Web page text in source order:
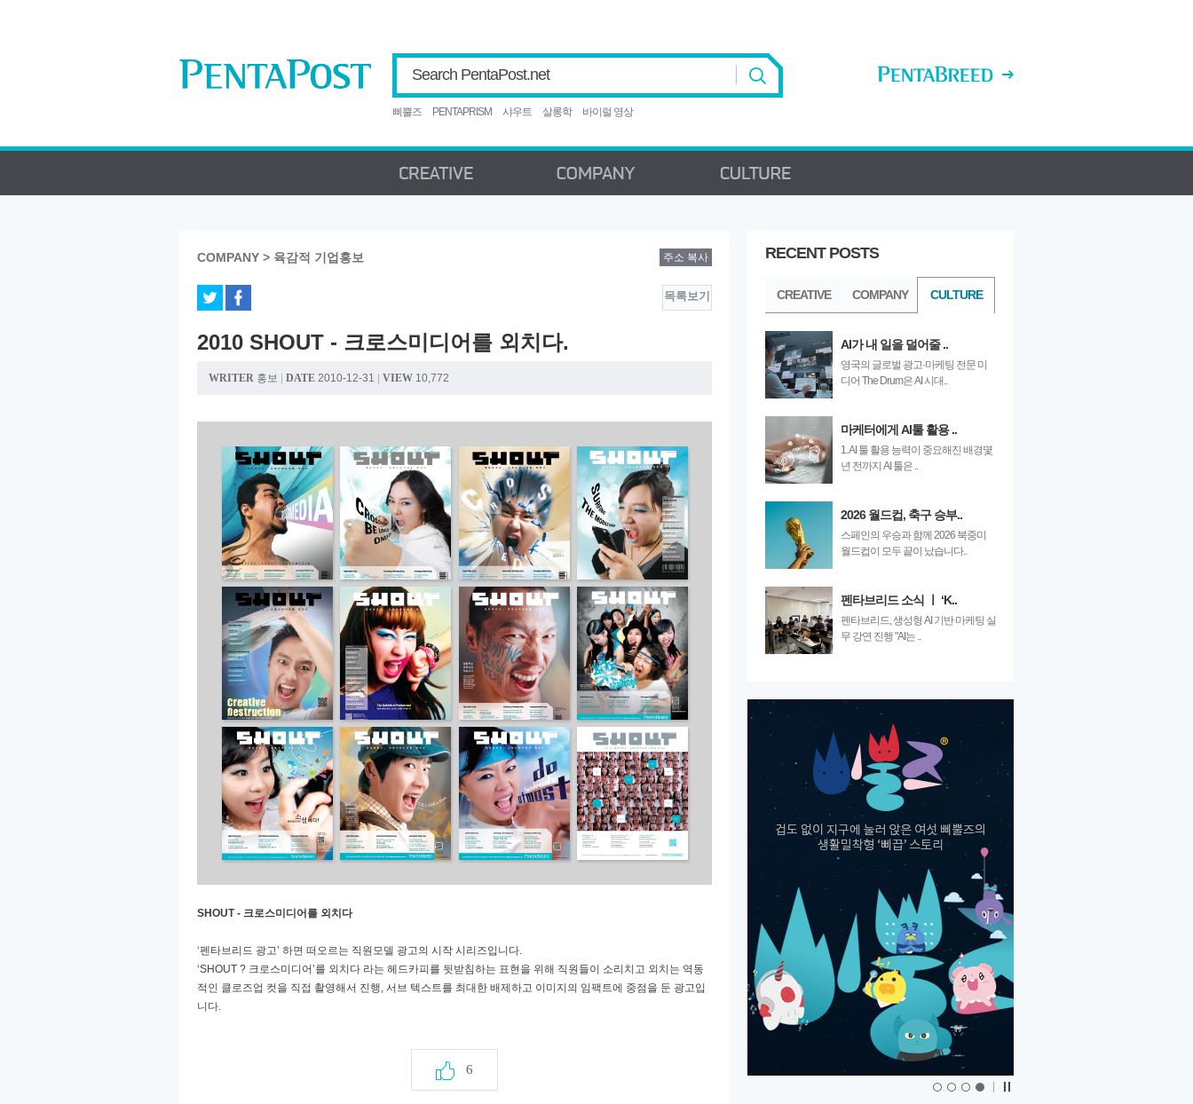
COMPANY CULTURE
Search PentaPost.net
삐뿔즈 PENTAPRISM 샤우트 살롱학 바이럴 영상
COMPANY > 육감적 기업홍보 주소 복사
목록보기
2010 SHOUT - 크로스미디어를 외치다.
WRITER 홍보 DATE 2010-12-31 VIEW 10,772
SHOUT - 크로스미디어를 외치다
‘펜타브리드 광고’ 하면 떠오르는 직원모델 광고의 시작 시리즈입니다.
‘SHOUT ? 크로스미디어’를 외치다 라는 헤드카피를 뒷받침하는 표현을 위해 직원들이 소리치고 외치는 역동
적인 클로즈업 컷을 직접 촬영해서 진행, 서브 텍스트를 최대한 배제하고 이미지의 임팩트에 중점을 둔 광고입
니다.
6
RECENT POSTS
CREATIVE COMPANY CULTURE
AI가 내 일을 덜어줄 ..
영국의 글로벌 광고·마케팅 전문 미
디어 The Drum은 AI 시대..
마케터에게 AI툴 활용 ..
1. AI 툴 활용 능력이 중요해진 배경몇
년 전까지 AI 툴은 ..
2026 월드컵, 축구 승부..
스페인의 우승과 함께 2026 북중미
월드컵이 모두 끝이 났습니다..
펜타브리드 소식 ㅣ ‘K..
펜타브리드, 생성형 AI 기반 마케팅 실
무 강연 진행 "AI는 ..